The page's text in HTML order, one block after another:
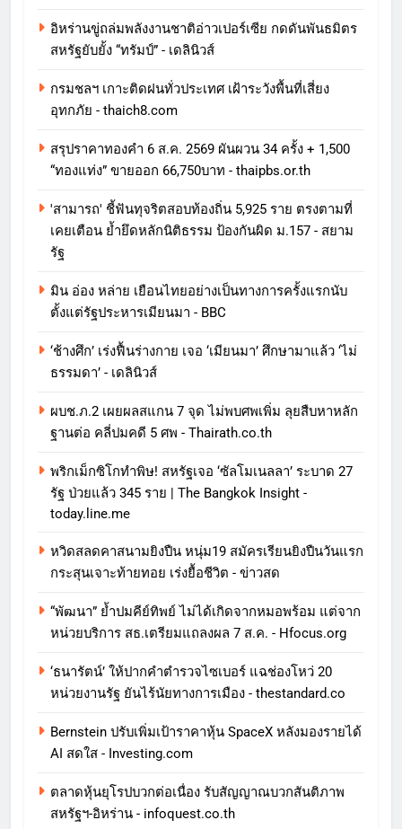
อิหร่านขู่ถล่มพลังงานชาติอ่าวเปอร์เซีย กดดันพันธมิตร
สหรัฐยับยั้ง “ทรัมป์” - เดลินิวส์
กรมชลฯ เกาะติดฝนทั่วประเทศ เฝ้าระวังพื้นที่เสี่ยง
อุทกภัย - thaich8.com
สรุปราคาทองคำ 6 ส.ค. 2569 ผันผวน 34 ครั้ง + 1,500
“ทองแท่ง” ขายออก 66,750บาท - thaipbs.or.th
'สามารถ' ชี้ฟันทุจริตสอบท้องถิ่น 5,925 ราย ตรงตามที่
เคยเตือน ย้ำยึดหลักนิติธรรม ป้องกันผิด ม.157 - สยาม
รัฐ
มิน อ่อง หล่าย เยือนไทยอย่างเป็นทางการครั้งแรกนับ
ตั้งแต่รัฐประหารเมียนมา - BBC
‘ช้างศึก’ เร่งฟื้นร่างกาย เจอ ‘เมียนมา’ ศึกษามาแล้ว ‘ไม่
ธรรมดา’ - เดลินิวส์
ผบช.ภ.2 เผยผลสแกน 7 จุด ไม่พบศพเพิ่ม ลุยสืบหาหลัก
ฐานต่อ คลี่ปมคดี 5 ศพ - Thairath.co.th
พริกเม็กซิโกทำพิษ! สหรัฐเจอ ‘ซัลโมเนลลา’ ระบาด 27
รัฐ ป่วยแล้ว 345 ราย | The Bangkok Insight -
today.line.me
หวิดสลดคาสนามยิงปืน หนุ่ม19 สมัครเรียนยิงปืนวันแรก
กระสุนเจาะท้ายทอย เร่งยื้อชีวิต - ข่าวสด
“พัฒนา” ย้ำปมคีย์ทิพย์ ไม่ได้เกิดจากหมอพร้อม แต่จาก
หน่วยบริการ สธ.เตรียมแถลงผล 7 ส.ค. - Hfocus.org
‘ธนารัตน์’ ให้ปากคำตำรวจไซเบอร์ แฉช่องโหว่ 20
หน่วยงานรัฐ ยันไร้นัยทางการเมือง - thestandard.co
Bernstein ปรับเพิ่มเป้าราคาหุ้น SpaceX หลังมองรายได้
AI สดใส - Investing.com
ตลาดหุ้นยุโรปบวกต่อเนื่อง รับสัญญาณบวกสันติภาพ
สหรัฐฯ-อิหร่าน - infoquest.co.th